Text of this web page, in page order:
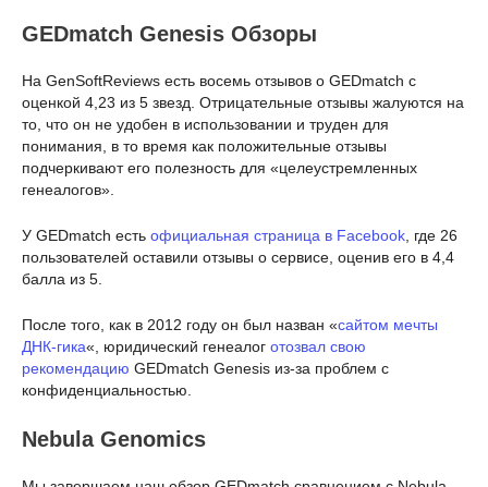
GEDmatch Genesis Обзоры
На GenSoftReviews есть восемь отзывов о GEDmatch с
оценкой 4,23 из 5 звезд. Отрицательные отзывы жалуются на
то, что он не удобен в использовании и труден для
понимания, в то время как положительные отзывы
подчеркивают его полезность для «целеустремленных
генеалогов».
У GEDmatch есть официальная страница в Facebook , где 26
пользователей оставили отзывы о сервисе, оценив его в 4,4
балла из 5.
После того, как в 2012 году он был назван «сайтом мечты
ДНК-гика«, юридический генеалог отозвал свою
рекомендацию GEDmatch Genesis из-за проблем с
конфиденциальностью.
Nebula Genomics